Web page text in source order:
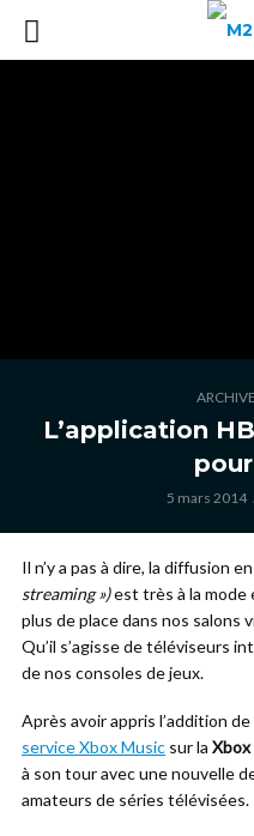
L’application
5 mars 2014
Il n’y a pas à dire, la diffusion
streaming »)est très à la mode
plus de place dans nos salons
Qu’il s’agisse de téléviseurs
de nos consoles de jeux.
Après avoir appris l’addition
service Xbox Music sur la
à son tour avec une nouvelle
amateurs de séries télévisées.